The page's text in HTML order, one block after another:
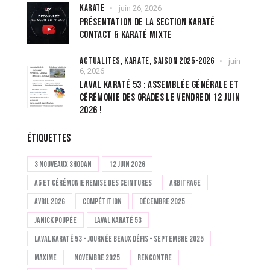
KARATÉ juin 26, 2026
PRÉSENTATION DE LA SECTION KARATÉ
CONTACT & KARATÉ MIXTE
ACTUALITÉS, KARATÉ, SAISON 2025-2026
juin
6, 2026
LAVAL KARATÉ 53 : ASSEMBLÉE GÉNÉRALE ET
CÉRÉMONIE DES GRADES LE VENDREDI 12 JUIN
2026 !
ÉTIQUETTES
3 nouveaux Shodan
12 juin 2026
AG et cérémonie remise des ceintures
Arbitrage
Avril 2026
Compétition
Décembre 2025
Janick Poupée
Laval Karaté 53
Laval Karaté 53 - Journée Beaux Défis - Septembre 2025
Maxime
Novembre 2025
Rencontre